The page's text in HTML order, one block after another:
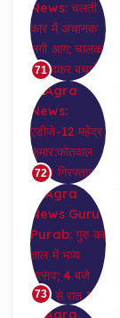
71
72
73